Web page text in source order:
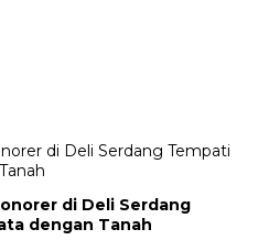
di Deli Serdang
dengan Tanah